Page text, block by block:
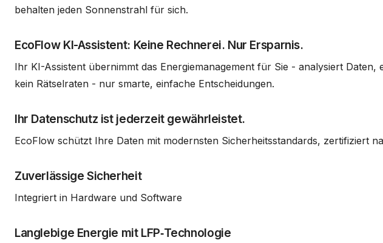
behalten jeden Sonnenstrahl für sich.
EcoFlow KI-Assistent: Keine Rechnerei. Nur Ersparnis.
Ihr KI-Assistent übernimmt das Energiemanagement für Sie - analysiert
kein Rätselraten - nur smarte, einfache Entscheidungen.
Ihr Datenschutz ist jederzeit gewährleistet.
EcoFlow schützt Ihre Daten mit modernsten Sicherheitsstandards, zertifiziert
Zuverlässige Sicherheit
Integriert in Hardware und Software
Langlebige Energie mit LFP‑Technologie